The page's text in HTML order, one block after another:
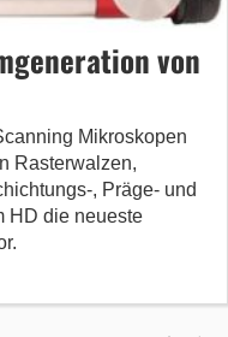
von
Mikroskopen
Rasterwalzen,
, Präge- und
HD die neueste